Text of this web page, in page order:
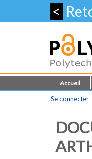
<
Accueil
Se connecter